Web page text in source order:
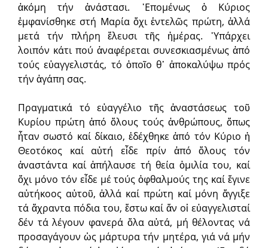
ἀκόμη τήν ἀνάστασι. ῾Επομένως ὁ Κύριος
ἐμφανίσθηκε στή Μαρία ὄχι ἐντελῶς πρώτη, ἀλλά
μετά τήν πλήρη ἔλευσι τῆς ἡμέρας. ῾Υπάρχει
λοιπόν κάτι πού ἀναφέρεται συνεσκιασμένως ἀπό
τούς εὐαγγελιστάς, τό ὁποῖο θ᾿ ἀποκαλύψω πρός
τήν ἀγάπη σας.
Πραγματικά τό εὐαγγέλιο τῆς ἀναστάσεως τοῦ
Κυρίου πρώτη ἀπό ὅλους τούς ἀνθρώπους, ὅπως
ἦταν σωστό καί δίκαιο, ἐδέχθηκε ἀπό τόν Κύριο ἡ
Θεοτόκος καί αὐτή εἶδε πρίν ἀπό ὅλους τόν
ἀναστάντα καί ἀπήλαυσε τή θεία ὁμιλία του, καί
ὄχι μόνο τόν εἶδε μέ τούς ὀφθαλμούς της καί ἔγινε
αὐτήκοος αὐτοῦ, ἀλλά καί πρώτη καί μόνη ἄγγιξε
τά ἄχραντα πόδια του, ἔστω καί ἄν οἱ εὐαγγελισταί
δέν τά λέγουν φανερά ὅλα αὐτά, μή θέλοντας νά
προσαγάγουν ὡς μάρτυρα τήν μητέρα, γιά νά μήν